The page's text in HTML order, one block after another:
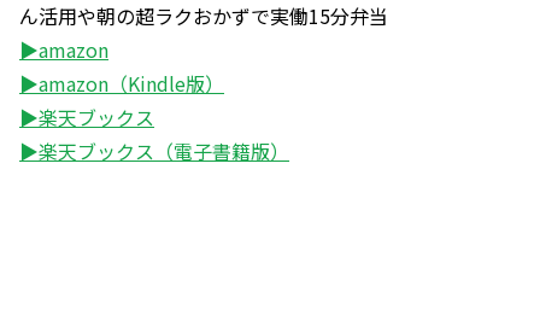
ん活用や朝の超ラクおかずで実働15分弁当
▶amazon
▶amazon（Kindle版）
▶楽天ブックス
▶楽天ブックス（電子書籍版）